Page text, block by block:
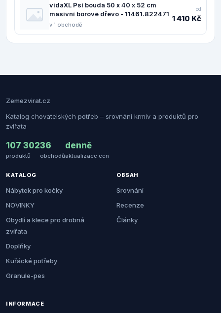
vidaXL Psí bouda 50 x 40 x 52 cm
masivní borové dřevo - 11461.822471
v 1 obchodě
od
1 410 Kč
Zemezvirat.cz
Katalog chovatelských potřeb – srovnání krmiv a produktů pro
zvířata
107 302
produktů
36
obchodů
denně
aktualizace cen
KATALOG
Nábytek pro kočky
NOVINKY
Obydlí a klece pro drobná
zvířata
Doplňky
Kuřácké potřeby
Granule-pes
OBSAH
Srovnání
Recenze
Články
INFORMACE